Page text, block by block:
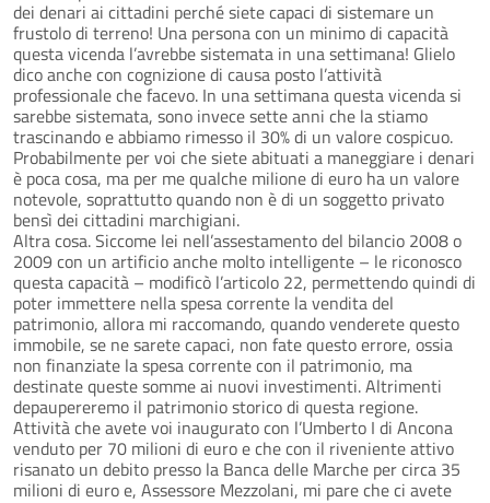
dei denari ai cittadini perché siete capaci di sistemare un
frustolo di terreno! Una persona con un minimo di capacità
questa vicenda l’avrebbe sistemata in una settimana! Glielo
dico anche con cognizione di causa posto l’attività
professionale che facevo. In una settimana questa vicenda si
sarebbe sistemata, sono invece sette anni che la stiamo
trascinando e abbiamo rimesso il 30% di un valore cospicuo.
Probabilmente per voi che siete abituati a maneggiare i denari
è poca cosa, ma per me qualche milione di euro ha un valore
notevole, soprattutto quando non è di un soggetto privato
bensì dei cittadini marchigiani.
Altra cosa. Siccome lei nell’assestamento del bilancio 2008 o
2009 con un artificio anche molto intelligente – le riconosco
questa capacità – modificò l’articolo 22, permettendo quindi di
poter immettere nella spesa corrente la vendita del
patrimonio, allora mi raccomando, quando venderete questo
immobile, se ne sarete capaci, non fate questo errore, ossia
non finanziate la spesa corrente con il patrimonio, ma
destinate queste somme ai nuovi investimenti. Altrimenti
depaupereremo il patrimonio storico di questa regione.
Attività che avete voi inaugurato con l’Umberto I di Ancona
venduto per 70 milioni di euro e che con il riveniente attivo
risanato un debito presso la Banca delle Marche per circa 35
milioni di euro e, Assessore Mezzolani, mi pare che ci avete